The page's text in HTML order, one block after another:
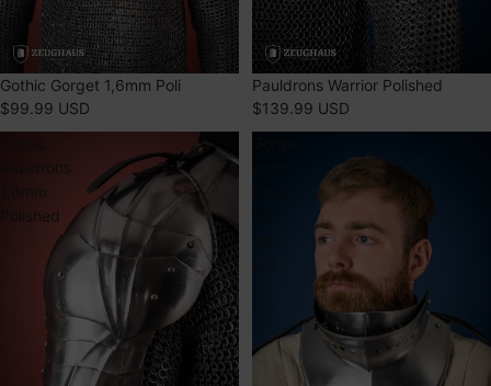
ÉPUISÉ
Gothic Gorget 1,6mm Poli
$99.99 USD
ÉPUISÉ
Pauldrons Warrior Polished
$139.99 USD
Pauldrons
1,6mm
Polished